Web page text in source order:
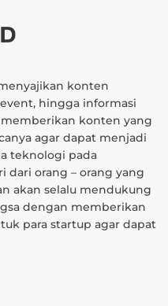
konten
hingga informasi
konten yang
agar dapat menjadi
teknologi pada
dari orang – orang yang
akan selalu mendukung
dengan memberikan
para startup agar dapat